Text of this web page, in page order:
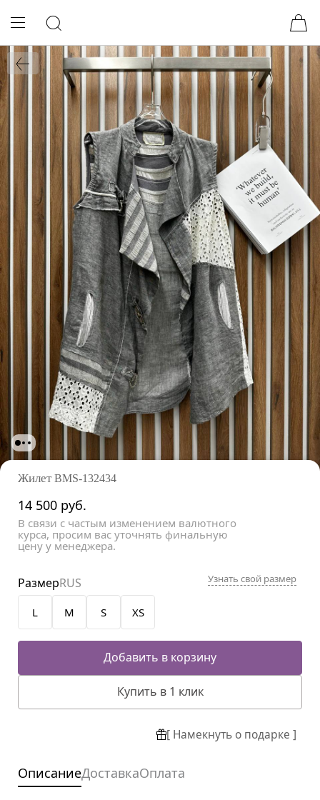
ЖилетBMS-132434
14 500 руб.
В связи с частым изменением валютного
курса, просим вас уточнять финальную
цену у менеджера.
L M S XS
РазмерRUS Узнать свой размер
Добавить в корзину
Купить в 1 клик
[ Намекнуть о подарке ]
ОписаниеДоставкаОплата